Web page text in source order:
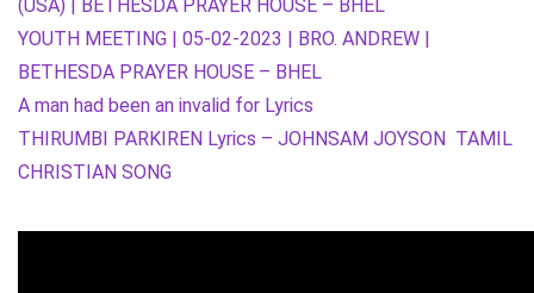
(USA) | BETHESDA PRAYER HOUSE – BHEL
YOUTH MEETING | 05-02-2023 | BRO. ANDREW |
BETHESDA PRAYER HOUSE – BHEL
A man had been an invalid for Lyrics
THIRUMBI PARKIREN Lyrics – JOHNSAM JOYSON TAMIL
CHRISTIAN SONG